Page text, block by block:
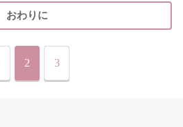
おわりに
2 3